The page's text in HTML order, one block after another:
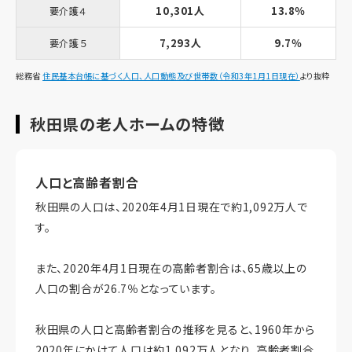
要介護４ 10,301人 13.8％
要介護５ 7,293人 9.7％
総務省住民基本台帳に基づく人口、人口動態及び世帯数（令和3年1月1日現在） より抜粋
秋田県の老人ホームの特徴
人口と高齢者割合
秋田県の人口は、2020年4月1日現在で約1,092万人で
す。
また、2020年4月1日現在の高齢者割合は、65歳以上の
人口の割合が26.7％となっています。
秋田県の人口と高齢者割合の推移を見ると、1960年から